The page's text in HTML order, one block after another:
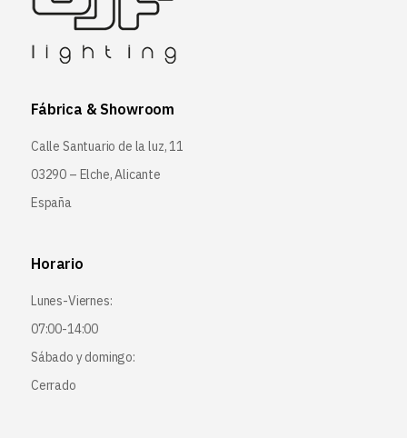
Fábrica & Showroom
Calle Santuario de la luz, 11
03290 – Elche, Alicante
España
Horario
Lunes-Viernes:
07:00-14:00
Sábado y domingo:
Cerrado